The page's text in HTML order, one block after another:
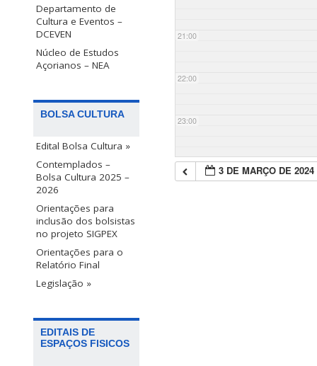
Departamento de
Cultura e Eventos –
DCEVEN
Núcleo de Estudos
Açorianos – NEA
BOLSA CULTURA
Edital Bolsa Cultura »
Contemplados –
Bolsa Cultura 2025 –
2026
Orientações para
inclusão dos bolsistas
no projeto SIGPEX
Orientações para o
Relatório Final
Legislação »
EDITAIS DE
ESPAÇOS FISICOS
21:00
22:00
23:00
3 DE MARÇO DE 2024